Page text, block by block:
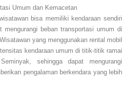
Umum dan Kemacetan
bisa memiliki kendaraan sendiri
mengurangi beban transportasi umum di
yang menggunakan rental mobil
kendaraan umum di titik-titik ramai
sehingga dapat mengurangi
pengalaman berkendara yang lebih